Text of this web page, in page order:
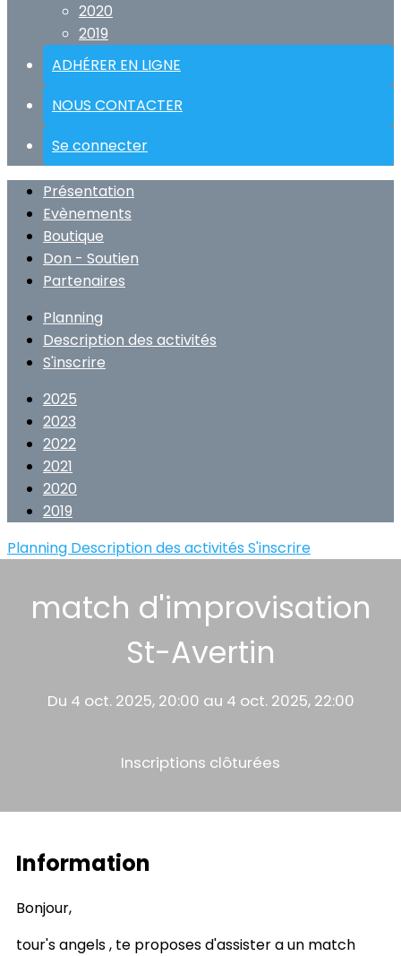
2020
2019
ADHÉRER EN LIGNE
NOUS CONTACTER
Se connecter
Présentation
Evènements
Boutique
Don - Soutien
Partenaires
Planning
Description des activités
S'inscrire
2025
2023
2022
2021
2020
2019
Planning Description des activités S'inscrire
match d'improvisation
St-Avertin
Du 4 oct. 2025, 20:00 au 4 oct. 2025, 22:00
Inscriptions clôturées
Information
Bonjour,
tour's angels , te proposes d'assister a un match